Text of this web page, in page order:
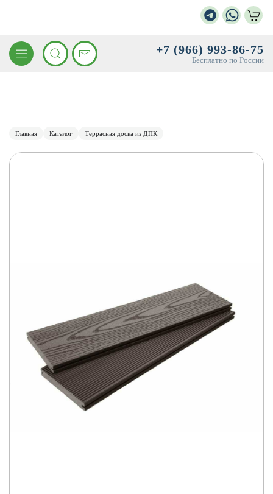
+7 (966) 993-86-75
Бесплатно по России
Главная Каталог Террасная доска из ДПК